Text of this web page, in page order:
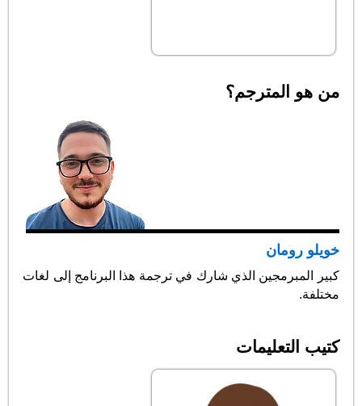
من هو المترجم؟
خويلو رومان
كبير المبرمجين الذي شارك في ترجمة هذا البرنامج إلى لغات
مختلفة.
كتيب التعليمات